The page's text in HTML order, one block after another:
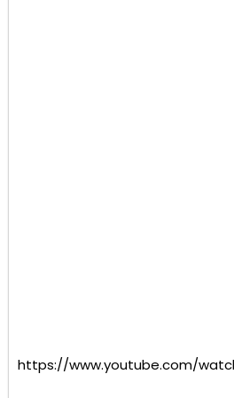
https://www.youtube.com/